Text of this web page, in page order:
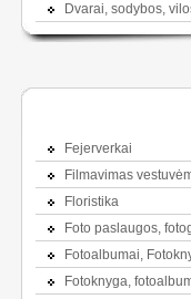
Dvarai, sodybos,
Fejerverkai
Filmavimas
Floristika
Foto paslaugos,
Fotoalbumai,
Fotoknyga,